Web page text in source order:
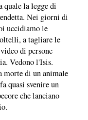
quale la legge di
Nei giorni di
uccidiamo le
a tagliare le
di persone
Vedono l'Isis.
morte di un animale
quasi svenire un
che lanciano